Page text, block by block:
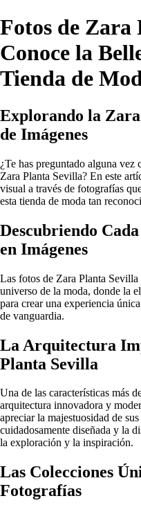
Fotos de Zara
Conoce la
Tienda de
Explorando la
de Imágenes
¿Te has preguntado alguna
Zara Planta Sevilla? En este
visual a través de fotografías
esta tienda de moda tan
Descubriendo
en Imágenes
Las fotos de Zara Planta
universo de la moda, donde la
para crear una experiencia
de vanguardia.
La Arquitectura
Planta Sevilla
Una de las características más
arquitectura innovadora y
apreciar la majestuosidad de
cuidadosamente diseñada y la
la exploración y la inspiración.
Las Colecciones
Fotografías